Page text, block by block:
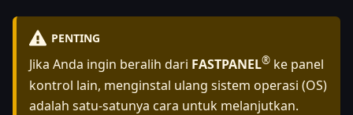
PENTING
Jika Anda ingin beralih dari FASTPANEL® ke panel
kontrol lain, menginstal ulang sistem operasi (OS)
adalah satu-satunya cara untuk melanjutkan.